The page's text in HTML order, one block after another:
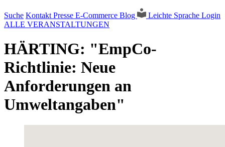
Suche Kontakt Presse E-Commerce Blog Leichte Sprache Login
ALLE VERANSTALTUNGEN
HÄRTING: "EmpCo-
Richtlinie: Neue
Anforderungen an
Umweltangaben"